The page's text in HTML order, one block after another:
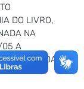
DO LIVRO,
NA
05 A
& FEIRA DA